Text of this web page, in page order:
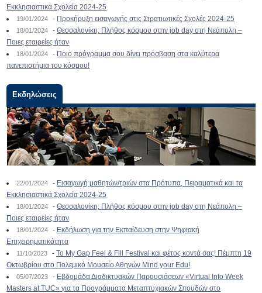
Εκκλησιαστικά Σχολεία 2024-25
19/01/2024 - Προκήρυξη εισαγωγής στις Στρατιωτικές Σχολές 2024-25
18/01/2024 -Θεσσαλονίκη: Πλήθος κόσμου στην job day στη Νεάπολη –
Ποιες εταιρείες ήταν
18/01/2024 - Ποιο πρόγραμμα σου δίνει πρόσβαση στα καλύτερα
πανεπιστήμια του κόσμου!
Εκδηλώσεις
22/01/2024 - Εισαγωγή μαθητών/τριών στα Πρότυπα, Πειραματικά και τα
Εκκλησιαστικά Σχολεία 2024-25
18/01/2024 -Θεσσαλονίκη: Πλήθος κόσμου στην job day στη Νεάπολη –
Ποιες εταιρείες ήταν
18/01/2024 - Εκδήλωση για την Εκπαίδευση στην Ψηφιακή
Επιχειρηματικότητα
11/10/2023 -To My Gap Feel & Fill Festival και φέτος κοντά σας! Πέμπτη 19
Οκτωβρίου στο Πολεμικό Μουσείο Αθηνών Mind your Edu!
05/07/2023 - Εβδομάδα Διαδικτυακών Παρουσιάσεων «Virtual Info Week
Masters at TUC» για τα Προγράμματα Μεταπτυχιακών Σπουδών στο